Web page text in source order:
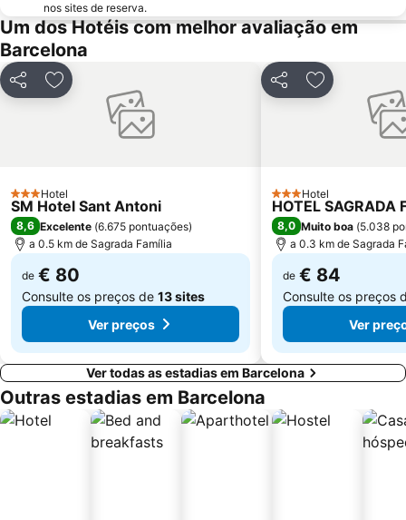
La Salut
Sants
Parque do Forum
Parque da Ciutadella
Mar Bella
Montjuïc
Casa Batlló
Arco do Triunfo
Unesco Rock Art Of The Mediterranean Basin On The Iberian Peninsula
Marina Port Vell
Sant Martí
Universidade de Barcelona
Mercado da Boqueria
Gran Via de les Corts Catalans
nos sites de reserva.
Um dos Hotéis com melhor avaliação em
Barcelona
PartilharAdicionar aos favoritos
3 Estrelas
Hotel
SM Hotel Sant Antoni
8,6 Excelente (6.675 pontuações)
a 0.5 km de Sagrada Família
de € 80
Consulte os preços de 13 sites
Ver preços
PartilharAdicionar
3 Estrelas
Hotel
HOTEL SAGRADA
8,0 Muito boa (5.038
a 0.3 km de Sagrada
de € 84
Consulte os preços
Ver
Ver todas as estadias em Barcelona
Outras estadias em Barcelona